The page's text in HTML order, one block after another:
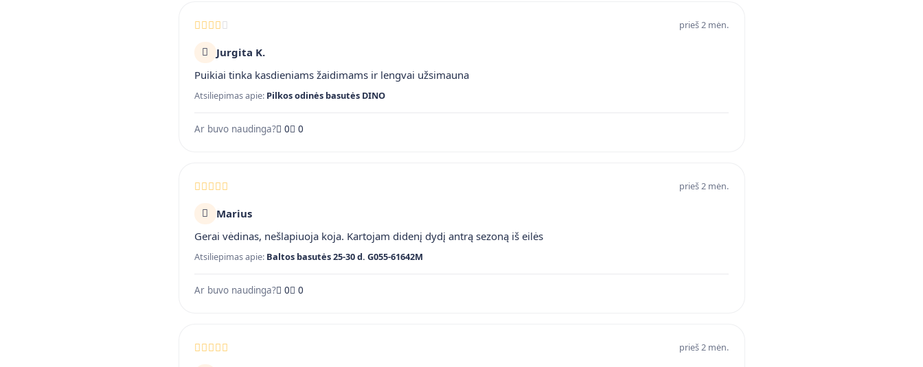
prieš 2 mėn.
Jurgita K.
Puikiai tinka kasdieniams žaidimams ir lengvai užsimauna
Atsiliepimas apie: Pilkos odinės basutės DINO
Ar buvo naudinga? 0 0
prieš 2 mėn.
Marius
Gerai vėdinas, nešlapiuoja koja. Kartojam didenį dydį antrą sezoną iš eilės
Atsiliepimas apie: Baltos basutės 25-30 d. G055-61642M
Ar buvo naudinga? 0 0
prieš 2 mėn.